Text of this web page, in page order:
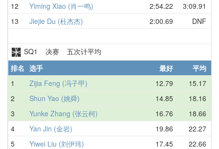
12
Yiming Xiao (肖一鸣) 2:54.22 3:09.91
13
Jiejie Du (杜杰杰) 2:00.69 DNF
SQ1 决赛 五次计平均
排名 选手 最好 平均
1
Zijia Feng (冯子甲) 12.79 15.17
2
Shun Yao (姚舜) 14.85 18.16
3
Yunke Zhang (张云柯) 16.76 18.66
4
Yan Jin (金岩) 19.86 22.27
5
Yiwei Liu (刘伊玮) 17.45 22.66